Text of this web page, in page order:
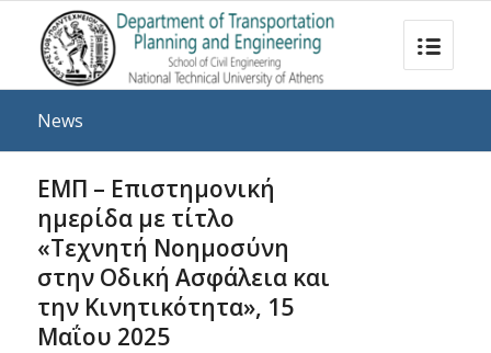
News
ΕΜΠ – Επιστημονική
ημερίδα με τίτλο
«Τεχνητή Νοημοσύνη
στην Οδική Ασφάλεια και
την Κινητικότητα», 15
Μαΐου 2025